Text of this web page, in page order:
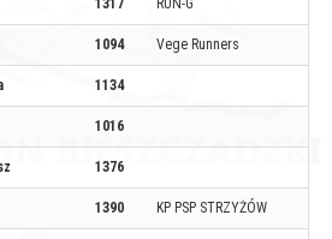
1317 RUN-G
1094 Vege Runners
1134
1016
1376
1390 KP PSP STRZYŻÓW